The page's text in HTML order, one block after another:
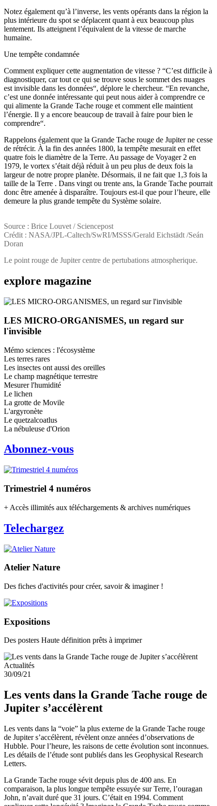
Notez également qu’à l’inverse, les vents opérants dans la région la
plus intérieure du spot se déplacent quant à eux beaucoup plus
lentement. Ils atteignent l’équivalent de la vitesse de marche
humaine.
Une tempête condamnée
Comment expliquer cette augmentation de vitesse ? “C’est difficile à
diagnostiquer, car tout ce qui se trouve sous le sommet des nuages ​​
est invisible dans les données“, déplore le chercheur. “En revanche,
c’est une donnée intéressante qui peut nous aider à comprendre ce
qui alimente la Grande Tache rouge et comment elle maintient
l’énergie. Il y a encore beaucoup de travail à faire pour bien le
comprendre“.
Rappelons également que la Grande Tache rouge de Jupiter ne cesse
de rétrécir. À la fin des années 1800, la tempête mesurait en effet
quatre fois le diamètre de la Terre. Au passage de Voyager 2 en
1979, le vortex s’était déjà réduit à un peu plus de deux fois la
largeur de notre propre planète. Désormais, il ne fait que 1,3 fois la
taille de la Terre . Dans vingt ou trente ans, la Grande Tache pourrait
donc être amenée à disparaître. Toujours est-il que pour l’heure, elle
demeure la plus grande tempête du Système solaire.
Source : Brice Louvet / Sciencepost
Crédit : NASA/JPL-Caltech/SwRI/MSSS/Gerald Eichstädt /Seán
Doran
Le point rouge de Jupiter centre de pertubations atmospherique.
explore magazine
LES MICRO-ORGANISMES, un regard sur
l'invisible
Mémo sciences : l'écosystème
Les terres rares
Les insectes ont aussi des oreilles
Le champ magnétique terrestre
Mesurer l'humidité
Le lichen
La grotte de Movile
L'argyronète
Le quetzalcoatlus
La nébuleuse d'Orion
Abonnez-vous
Trimestriel 4 numéros
+ Accès illimités aux téléchargements & archives numériques
Telechargez
Atelier Nature
Des fiches d'activités pour créer, savoir & imaginer !
Expositions
Des posters Haute définition prêts à imprimer
Actualités
30/09/21
Les vents dans la Grande Tache rouge de
Jupiter s’accélèrent
Les vents dans la “voie” la plus externe de la Grande Tache rouge
de Jupiter s’accélèrent, révèlent onze années d’observations de
Hubble. Pour l’heure, les raisons de cette évolution sont inconnues.
Les détails de l’étude sont publiés dans les Geophysical Research
Letters.
La Grande Tache rouge sévit depuis plus de 400 ans. En
comparaison, la plus longue tempête essuyée sur Terre, l’ouragan
John, n’avait duré que 31 jours. C’était en 1994. Comment